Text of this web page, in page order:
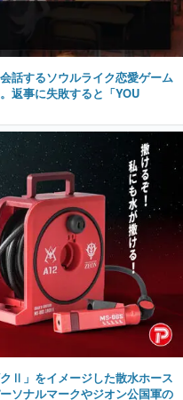
話するソウルライク恋愛ゲーム
返事に失敗すると「YOU
Ⅱ」をイメージした散水ホース
ソナルマークやジオン公国軍の